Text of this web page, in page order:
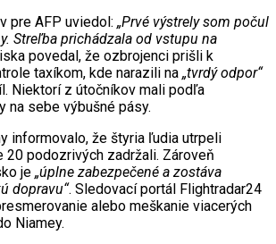
pre AFP uviedol: „Prvé výstrely som počul
Streľba prichádzala od vstupu na
povedal, že ozbrojenci prišli k
taxíkom, kde narazili na „tvrdý odpor“
Niektorí z útočníkov mali podľa
na sebe výbušné pásy.
informovalo, že štyria ľudia utrpeli
20 podozrivých zadržali. Zároveň
je „úplne zabezpečené a zostáva
dopravu“. Sledovací portál Flightradar24
alebo meškanie viacerých
Niamey.